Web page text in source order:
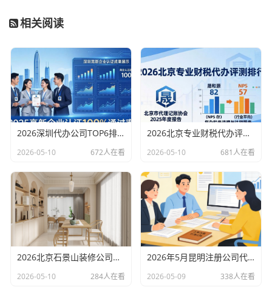
相关阅读
2026深圳代办公司TOP6排行：哪家注册财税口碑最好？
2026-05-10 672人在看
2026北京专业财税代办评测排行，十大机构推荐
2026-05-10 681人在看
2026北京石景山装修公司口碑排行：老房改造二手房翻新优选评测
2026-05-10 284人在看
2026年5月昆明注册公司代办机构口碑排行，十大财税代理记账机构优选指南
2026-05-09 338人在看